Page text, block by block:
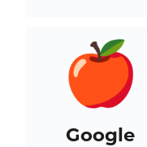
Google